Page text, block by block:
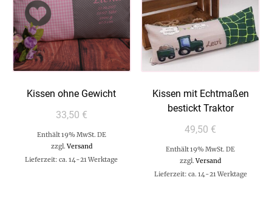
Kissen ohne Gewicht
33,50 €
Enthält 19% MwSt. DE
zzgl.Versand
Lieferzeit: ca. 14-21 Werktage
Kissen mit Echtmaßen
bestickt Traktor
49,50 €
Enthält 19% MwSt. DE
zzgl.Versand
Lieferzeit: ca. 14-21 Werktage